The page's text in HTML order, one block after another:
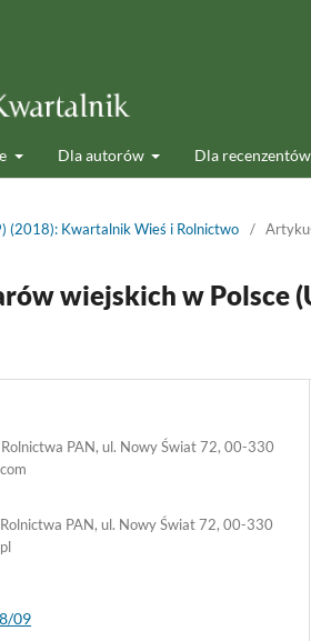
Dla autorów Dla recenzentów
(2018): Kwartalnik Wieś i Rolnictwo /
wiejskich w Polsce
PAN, ul. Nowy Świat 72, 00-330
PAN, ul. Nowy Świat 72, 00-330
09